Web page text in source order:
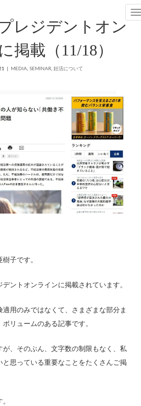
レジデントオン
掲載（11/18）
MEDIA, SEMINAR, 妊活について
子です。
ントオンラインに掲載されています。
適用のみではなくて、さまざまな部分ま
リュームのある記事です。
が、そのぶん、文字数の制限もなく、私
と思っている重要なことをたくさんご掲